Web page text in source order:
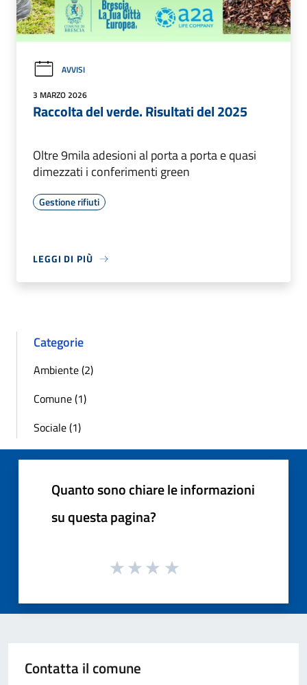
AVVISI
3 MARZO 2026
Raccolta del verde. Risultati del 2025
Oltre 9mila adesioni al porta a porta e quasi
dimezzati i conferimenti green
Gestione rifiuti
LEGGI DI PIÙ
Categorie
Ambiente (2)
Comune (1)
Sociale (1)
Quanto sono chiare le informazioni
su questa pagina?
Contatta il comune